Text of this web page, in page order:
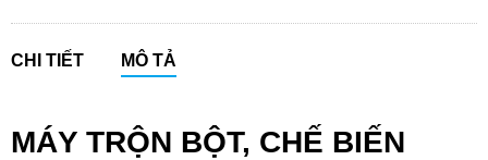
CHI TIẾT MÔ TẢ
MÁY TRỘN BỘT, CHẾ BIẾN